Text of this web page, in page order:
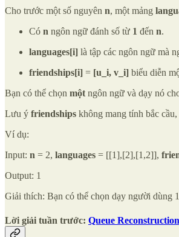
Cho trước một số nguyên n, một mảng
Có n ngôn ngữ đánh số từ 1 đến n.
languages[i] là tập các ngôn ngữ mà
friendships[i] = [u_i, v_i] biểu diễn
Bạn có thể chọn một ngôn ngữ và dạy nó
Lưu ý friendships không mang tính bắc
Ví dụ:
Input: n = 2, languages = [[1],[2],[1,2]],
Output: 1
Giải thích: Bạn có thể chọn dạy người dùng
Lời giải tuần trước: Queue